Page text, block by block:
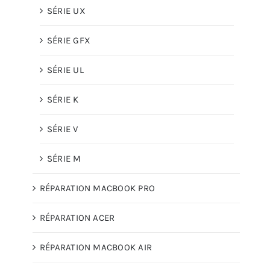
SÉRIE UX
SÉRIE GFX
SÉRIE UL
SÉRIE K
SÉRIE V
SÉRIE M
RÉPARATION MACBOOK PRO
RÉPARATION ACER
RÉPARATION MACBOOK AIR